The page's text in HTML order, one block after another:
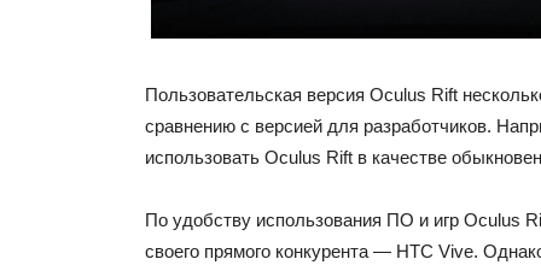
Пользовательская версия Oculus Rift
сравнению с версией для разработчиков.
использовать Oculus Rift в качестве
По удобству использования ПО и игр Oculus
своего прямого конкурента — HTC Vive.